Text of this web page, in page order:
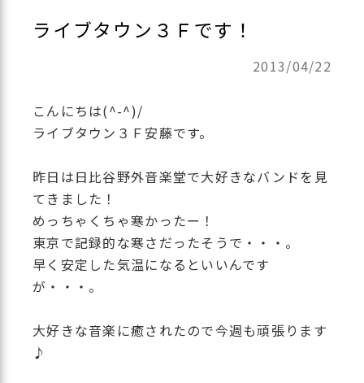
ライブタウン３Ｆです！
2013/04/22
こんにちは(^-^)/
ライブタウン３Ｆ安藤です。
昨日は日比谷野外音楽堂で大好きなバンドを見
てきました！
めっちゃくちゃ寒かったー！
東京で記録的な寒さだったそうで・・・。
早く安定した気温になるといいんです
が・・・。
大好きな音楽に癒されたので今週も頑張ります
♪